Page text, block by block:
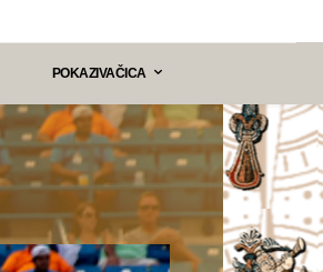
POKAZIVAČICA